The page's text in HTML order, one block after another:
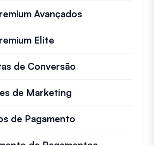
Avançados
Elite
de Conversão
de Marketing
de Pagamento